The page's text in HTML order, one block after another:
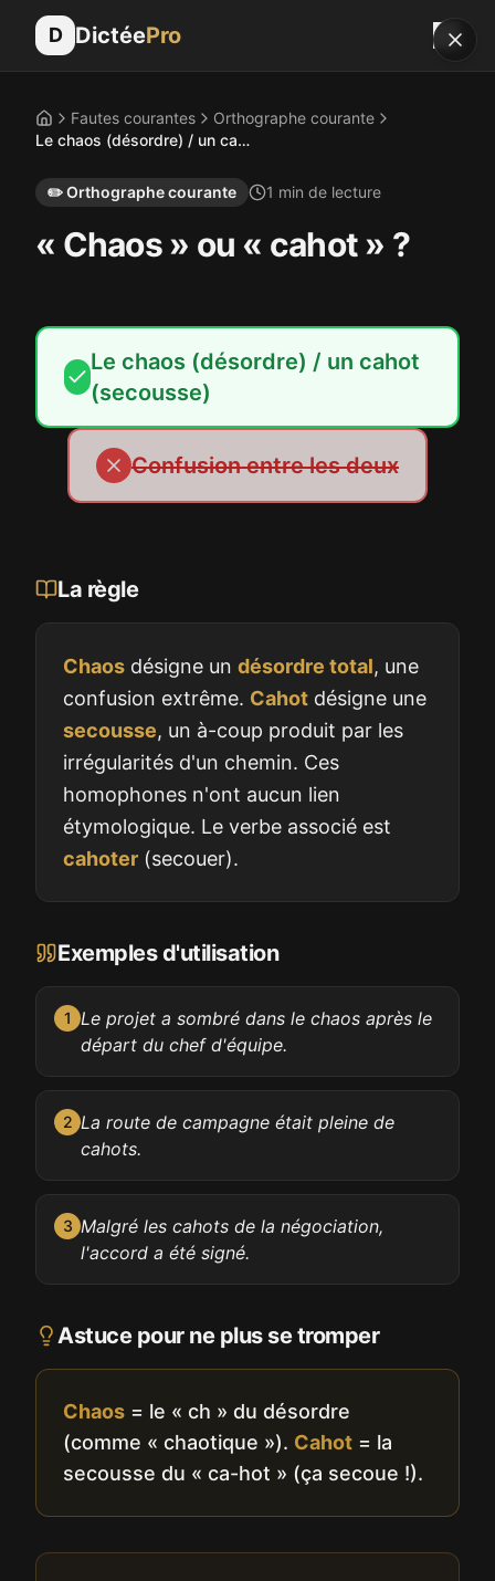
D DictéePro
AccueilFautes courantes
Orthographe courante
Le chaos (désordre) / un cahot (secousse)
✏️Orthographe courante 1 min de lecture
« Chaos » ou « cahot » ?
Le chaos (désordre) / un cahot
(secousse)
Confusion entre les deux
La règle
Chaos désigne un désordre total, une
confusion extrême. Cahot désigne une
secousse, un à-coup produit par les
irrégularités d'un chemin. Ces
homophones n'ont aucun lien
étymologique. Le verbe associé est
cahoter (secouer).
Exemples d'utilisation
1 Le projet a sombré dans le chaos après le
départ du chef d'équipe.
2 La route de campagne était pleine de
cahots.
3 Malgré les cahots de la négociation,
l'accord a été signé.
Astuce pour ne plus se tromper
Chaos = le « ch » du désordre
(comme « chaotique »). Cahot = la
secousse du « ca-hot » (ça secoue !).